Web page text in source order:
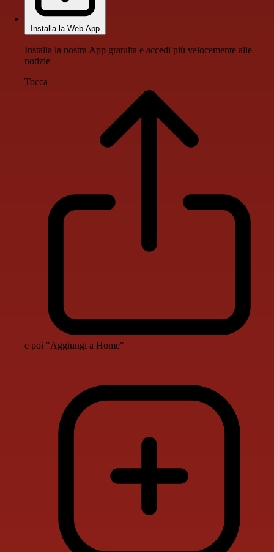
Installa la Web App
Installa la nostra App gratuita e accedi più velocemente alle
notizie
Tocca
e poi "Aggiungi a Home"